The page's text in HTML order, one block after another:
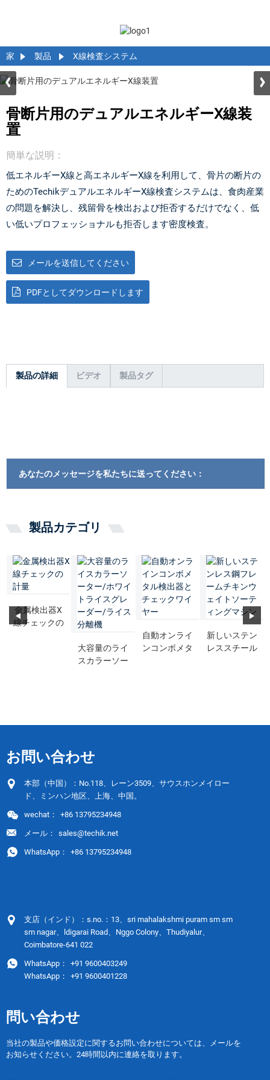
家 製品 X線検査システム
骨断片用のデュアルエネルギーX線装
置
簡単な説明：
低エネルギーX線と高エネルギーX線を利用して、骨片の断片の
ためのTechikデュアルエネルギーX線検査システムは、食肉産業
の問題を​​解決し、残留骨を検出および拒否するだけでなく、低
い低いプロフェッショナルも拒否します密度検査。
メールを送信してください
PDFとしてダウンロードします
製品の詳細 ビデオ 製品タグ
あなたのメッセージを私たちに送ってください：
製品カテゴリ
金属検出器X
線チェックの
大容量のライ
スカラーソー
自動オンライ
ンコンボメタ
新しいステン
レススチール
お問い合わせ
本部（中国）：No.118、レーン3509、サウスホンメイロー
ド、ミンハン地区、上海、中国。
wechat： +86 13795234948
メール： sales@techik.net
WhatsApp： +86 13795234948
支店（インド）：s.no.：13、sri mahalakshmi puram sm sm
sm nagar、ldigarai Road、Nggo Colony、Thudiyalur、
Coimbatore-641 022
WhatsApp：
+91 9600403249
WhatsApp：
+91 9600401228
問い合わせ
当社の製品や価格設定に関するお問い合わせについては、メールを
お知らせください。24時間以内に連絡を取ります。